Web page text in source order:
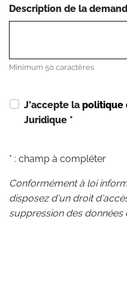
Description de la
Minimum 50 caractères
J'accepte la politique
Juridique *
* : champ à compléter
Conformément à loi
disposez d'un droit
suppression des